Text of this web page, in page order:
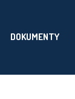
DOKUMENTY